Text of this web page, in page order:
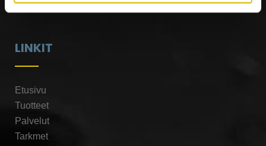
LINKIT
Etusivu
Tuotteet
Palvelut
Tarkmet